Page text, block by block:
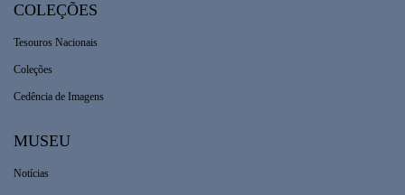
COLEÇÕES
Tesouros Nacionais
Coleções
Cedência de Imagens
MUSEU
Notícias